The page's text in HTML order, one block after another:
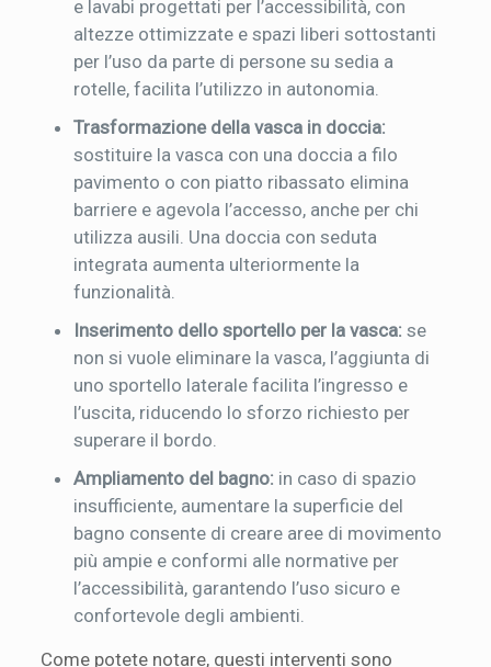
e lavabi progettati per l’accessibilità, con
altezze ottimizzate e spazi liberi sottostanti
per l’uso da parte di persone su sedia a
rotelle, facilita l’utilizzo in autonomia.
Trasformazione della vasca in doccia:
sostituire la vasca con una doccia a filo
pavimento o con piatto ribassato elimina
barriere e agevola l’accesso, anche per chi
utilizza ausili. Una doccia con seduta
integrata aumenta ulteriormente la
funzionalità.
Inserimento dello sportello per la vasca: se
non si vuole eliminare la vasca, l’aggiunta di
uno sportello laterale facilita l’ingresso e
l’uscita, riducendo lo sforzo richiesto per
superare il bordo.
Ampliamento del bagno: in caso di spazio
insufficiente, aumentare la superficie del
bagno consente di creare aree di movimento
più ampie e conformi alle normative per
l’accessibilità, garantendo l’uso sicuro e
confortevole degli ambienti.
Come potete notare, questi interventi sono